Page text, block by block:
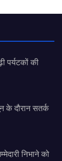
पर्यटकों की
के दौरान सतर्क
निभाने को